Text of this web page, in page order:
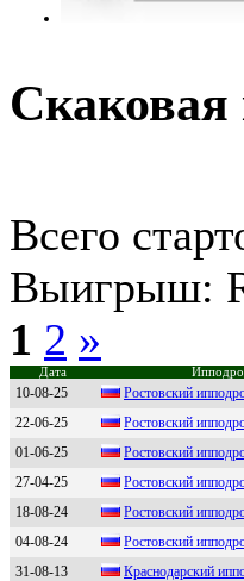
Скаковая
Всего
Выигрыш:
1 2 »
Дата
10-08-25 Рocтoвcкий
22-06-25
Рocтoвcкий
01-06-25
Ростовский
27-04-25
Роcтовcкий
18-08-24
Pостовский
04-08-24
Роcтовcкий
31-08-13
Краснодарский